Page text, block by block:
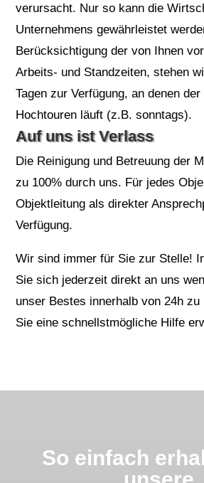
verursacht. Nur so kann die
Unternehmens gewährleistet
Berücksichtigung der von Ihnen
Arbeits- und Standzeiten, stehen
Tagen zur Verfügung, an denen
Hochtouren läuft (z.B. sonntags).
Auf uns ist Verlass
Die Reinigung und Betreuung der
zu 100% durch uns. Für jedes
Objektleitung als direkter
Verfügung.
Wir sind immer für Sie zur Stelle!
Sie sich jederzeit direkt an uns
unser Bestes innerhalb von 24h
Sie eine schnellstmögliche Hilfe
So einfach